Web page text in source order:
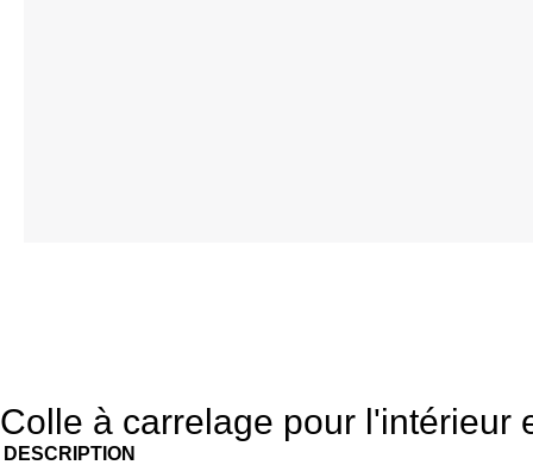
Colle à carrelage pour l'intérieur
DESCRIPTION